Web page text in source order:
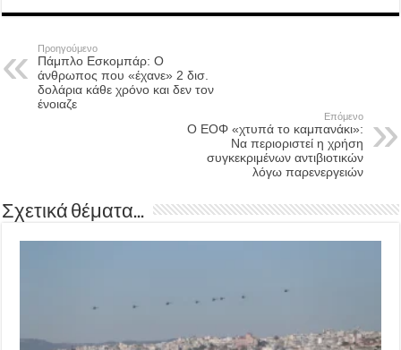
Προηγούμενο
Πάμπλο Εσκομπάρ: Ο
άνθρωπος που «έχανε» 2 δισ.
δολάρια κάθε χρόνο και δεν τον
ένοιαζε
Επόμενο
Ο ΕΟΦ «χτυπά το καμπανάκι»:
Να περιοριστεί η χρήση
συγκεκριμένων αντιβιοτικών
λόγω παρενεργειών
Σχετικά θέματα...